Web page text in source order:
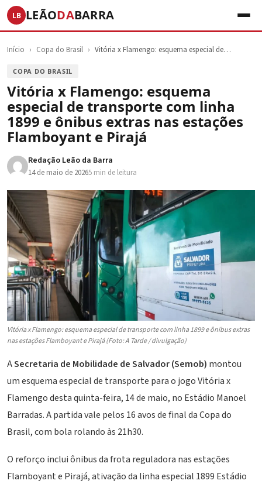
LB LEÃODABARRA
Início › Copa do Brasil › Vitória x Flamengo: esquema especial de…
COPA DO BRASIL
Vitória x Flamengo: esquema
especial de transporte com linha
1899 e ônibus extras nas estações
Flamboyant e Pirajá
Redação Leão da Barra
14 de maio de 20265 min de leitura
Vitória x Flamengo: esquema especial de transporte com linha 1899 e ônibus extras
nas estações Flamboyant e Pirajá (Foto: A Tarde / divulgação)
ASecretaria de Mobilidade de Salvador (Semob) montou
um esquema especial de transporte para o jogo Vitória x
Flamengo desta quinta-feira, 14 de maio, no Estádio Manoel
Barradas. A partida vale pelos 16 avos de final da Copa do
Brasil, com bola rolando às 21h30.
O reforço inclui ônibus da frota reguladora nas estações
Flamboyant e Pirajá, ativação da linha especial 1899 Estádio